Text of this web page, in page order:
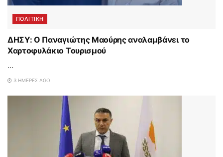
ΠΟΛΙΤΙΚΗ
ΔΗΣΥ: Ο Παναγιώτης Μαούρης αναλαμβάνει το
Χαρτοφυλάκιο Τουρισμού
...
3 ΗΜΈΡΕΣ AGO